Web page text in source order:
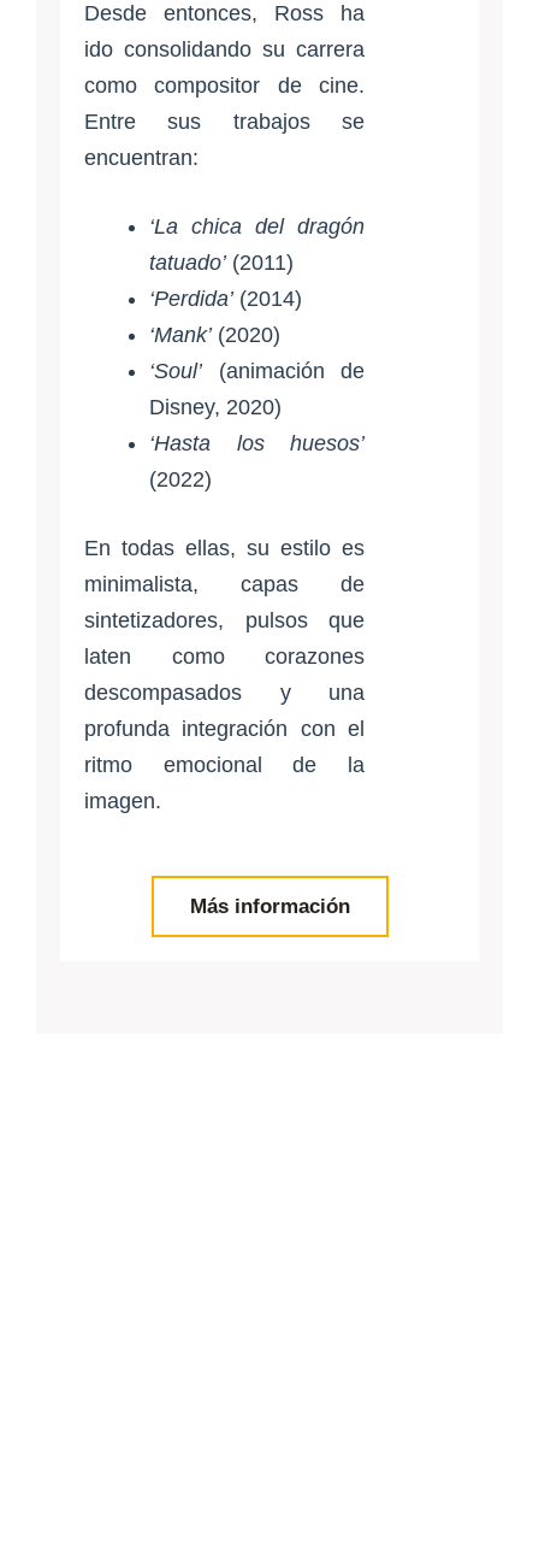
Desde entonces, Ross ha
ido consolidando su carrera
como compositor de cine.
Entre sus trabajos se
encuentran:
‘La chica del dragón
tatuado’(2011)
‘Perdida’(2014)
‘Mank’(2020)
‘Soul’(animación de
Disney, 2020)
‘Hasta los huesos’
(2022)
En todas ellas, su estilo es
minimalista, capas de
sintetizadores, pulsos que
laten como corazones
descompasados y una
profunda integración con el
ritmo emocional de la
imagen.
Más información